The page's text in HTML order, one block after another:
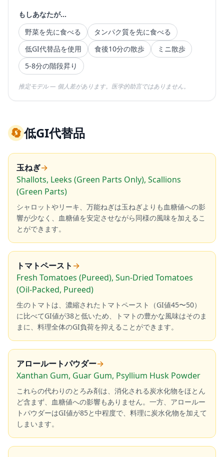
もしあなたが...
野菜を先に食べる
タンパク質を先に食べる
低GI代替品を使用
食後10分の散歩
ミニ散歩
5-8分の階段昇り
推定モデル — 個人差があります。医学的助言ではありません。
🔄低GI代替品
玉ねぎ→
Shallots, Leeks (Green Parts Only), Scallions
(Green Parts)
シャロットやリーキ、万能ねぎは玉ねぎよりも血糖値への影
響が少なく、血糖値を安定させながら同様の風味を加えるこ
とができます。
トマトペースト →
Fresh Tomatoes (Pureed), Sun-Dried Tomatoes
(Oil-Packed, Pureed)
生のトマトは、濃縮されたトマトペースト（GI値45〜50）
に比べてGI値が38と低いため、トマトの豊かな風味はそのま
まに、料理全体のGI負荷を抑えることができます。
アロールートパウダー→
Xanthan Gum, Guar Gum, Psyllium Husk Powder
これらの代わりのとろみ剤は、消化される炭水化物をほとん
ど含まず、血糖値への影響もありません。一方、アロールー
トパウダーはGI値が85と中程度で、料理に炭水化物を加えて
しまいます。